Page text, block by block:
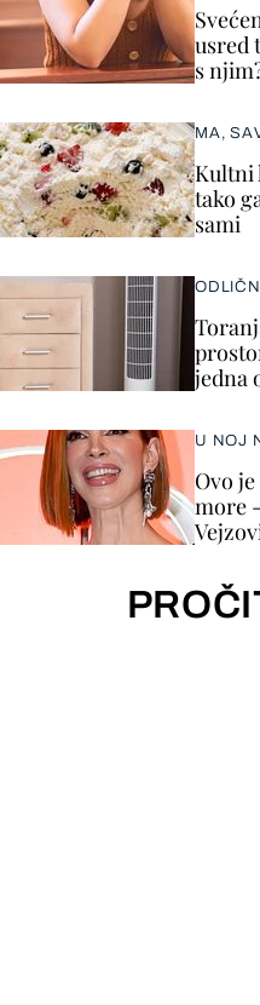
usred
s
MA,
Kultni
tako
sami
jedna
U NOJ
Ovo
more